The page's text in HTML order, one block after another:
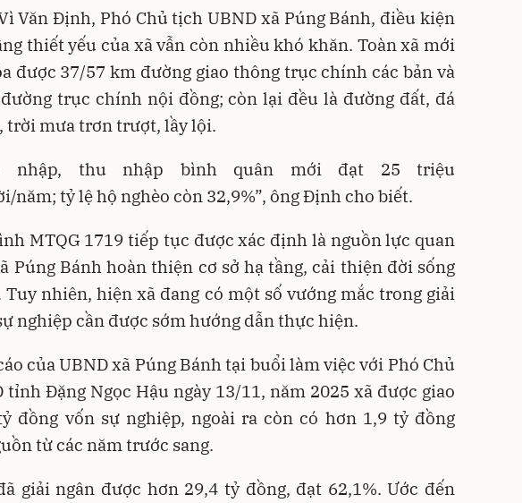
Văn Định, Phó Chủ tịch UBND xã Púng Bánh, điều kiện
thiết yếu của xã vẫn còn nhiều khó khăn. Toàn xã mới
được 37/57 km đường giao thông trục chính các bản và
trục chính nội đồng; còn lại đều là đường đất, đá
trời mưa trơn trượt, lầy lội.
nhập, thu nhập bình quân mới đạt 25 triệu
năm; tỷ lệ hộ nghèo còn 32,9%”, ông Định cho biết.
MTQG 1719 tiếp tục được xác định là nguồn lực quan
Púng Bánh hoàn thiện cơ sở hạ tầng, cải thiện đời sống
Tuy nhiên, hiện xã đang có một số vướng mắc trong giải
nghiệp cần được sớm hướng dẫn thực hiện.
của UBND xã Púng Bánh tại buổi làm việc với Phó Chủ
tỉnh Đặng Ngọc Hậu ngày 13/11, năm 2025 xã được giao
đồng vốn sự nghiệp, ngoài ra còn có hơn 1,9 tỷ đồng
từ các năm trước sang.
giải ngân được hơn 29,4 tỷ đồng, đạt 62,1%. Ước đến